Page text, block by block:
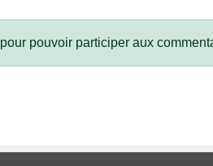
pour pouvoir participer aux